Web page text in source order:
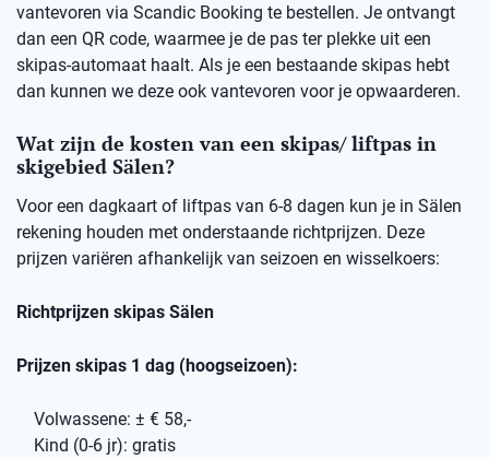
vantevoren via Scandic Booking te bestellen. Je ontvangt
dan een QR code, waarmee je de pas ter plekke uit een
skipas-automaat haalt. Als je een bestaande skipas hebt
dan kunnen we deze ook vantevoren voor je opwaarderen.
Wat zijn de kosten van een skipas/ liftpas in
skigebied Sälen?
Voor een dagkaart of liftpas van 6-8 dagen kun je in Sälen
rekening houden met onderstaande richtprijzen. Deze
prijzen variëren afhankelijk van seizoen en wisselkoers:
Richtprijzen skipas Sälen
Prijzen skipas 1 dag (hoogseizoen):
Volwassene: ± € 58,-
Kind (0-6 jr): gratis